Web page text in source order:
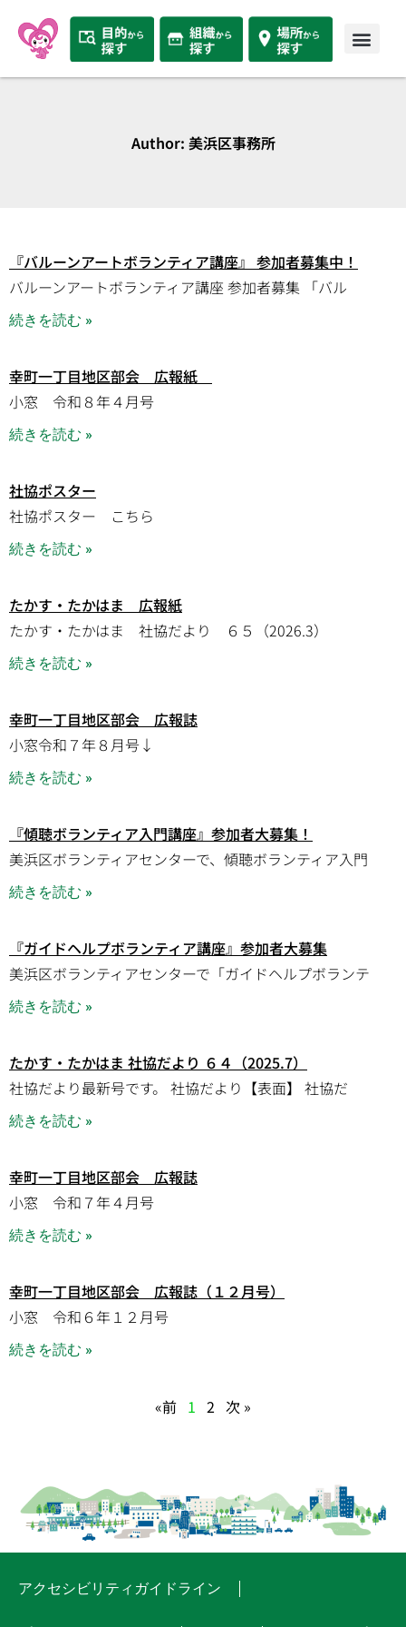
Author: 美浜区事務所
『バルーンアートボランティア講座』 参加者募集中！
バルーンアートボランティア講座 参加者募集 「バル
続きを読む »
幸町一丁目地区部会 広報紙
小窓 令和８年４月号
続きを読む »
社協ポスター
社協ポスター こちら
続きを読む »
たかす・たかはま 広報紙
たかす・たかはま 社協だより ６５（2026.3）
続きを読む »
幸町一丁目地区部会 広報誌
小窓令和７年８月号↓
続きを読む »
『傾聴ボランティア入門講座』参加者大募集！
美浜区ボランティアセンターで、傾聴ボランティア入門
続きを読む »
『ガイドヘルプボランティア講座』参加者大募集
美浜区ボランティアセンターで「ガイドヘルプボランテ
続きを読む »
たかす・たかはま 社協だより ６４（2025.7）
社協だより最新号です。 社協だより【表面】 社協だ
続きを読む »
幸町一丁目地区部会 広報誌
小窓 令和７年４月号
続きを読む »
幸町一丁目地区部会 広報誌（１２月号）
小窓 令和６年１２月号
続きを読む »
«前 1 2 次 »
アクセシビリティガイドライン